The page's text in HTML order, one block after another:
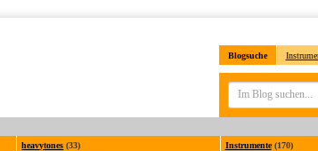
Blogsuche
heavytones (33) Instrumente(170)